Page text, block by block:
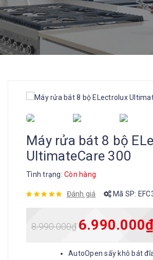
Máy rửa bát 8 bộ
UltimateCare 300
Tình trạng: Còn hàng
Đánh giá Mã SP:
8.990.000₫ 6.990.000
AutoOpen sấy khô bát